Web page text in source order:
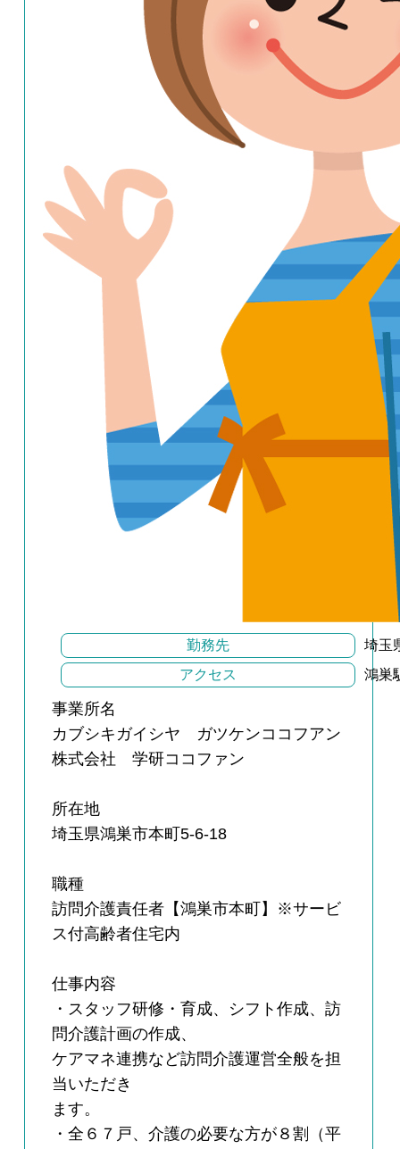
勤務先
埼玉
アクセス
鴻巣
事業所名
カブシキガイシヤ ガツケンココフアン
株式会社 学研ココファン
所在地
埼玉県鴻巣市本町5-6-18
職種
訪問介護責任者【鴻巣市本町】※サービ
ス付高齢者住宅内
仕事内容
・スタッフ研修・育成、シフト作成、訪
問介護計画の作成、
ケアマネ連携など訪問介護運営全般を担
当いただき
ます。
・全６７戸、介護の必要な方が８割（平